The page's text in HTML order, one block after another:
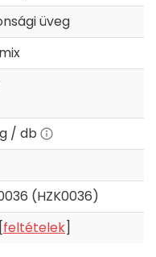
üveg
/ db
(HZK0036)
feltételek]